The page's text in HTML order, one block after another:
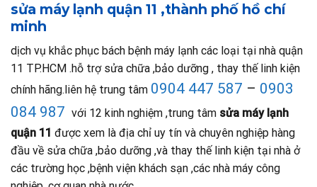
sửa máy lạnh quận 11 ,thành phố hồ chí
minh
dịch vụ khắc phục bách bệnh máy lạnh các loại tại nhà quận
11 TP.HCM .hỗ trợ sửa chữa ,bảo dưỡng , thay thế linh kiện
chính hãng.liên hệ trung tâm 0904 447 587 – 0903
084 987 với 12 kinh nghiệm ,trung tâm sửa máy lạnh
quận 11 được xem là địa chỉ uy tín và chuyên nghiệp hàng
đầu về sửa chữa ,bảo dưỡng ,và thay thế linh kiện tại nhà ở
các trường học ,bệnh viện khách sạn ,các nhà máy công